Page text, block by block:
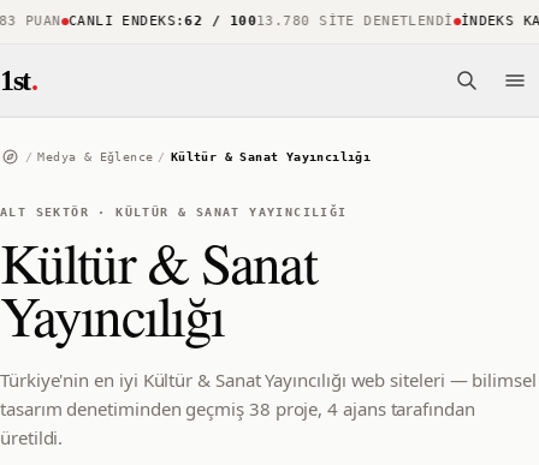
CANLI ENDEKS:62 / 10013.780 SITE DENETLENDI İNDEKS
1st.
/ Medya & Eğlence / Kültür & Sanat Yayıncılığı
ALT SEKTÖR ·KÜLTÜR & SANAT YAYINCILIĞI
Kültür & Sanat
Yayıncılığı
Türkiye'nin en iyi Kültür & Sanat Yayıncılığı web siteleri — bilimsel
tasarım denetiminden geçmiş 38 proje, 4 ajans tarafından
üretildi.